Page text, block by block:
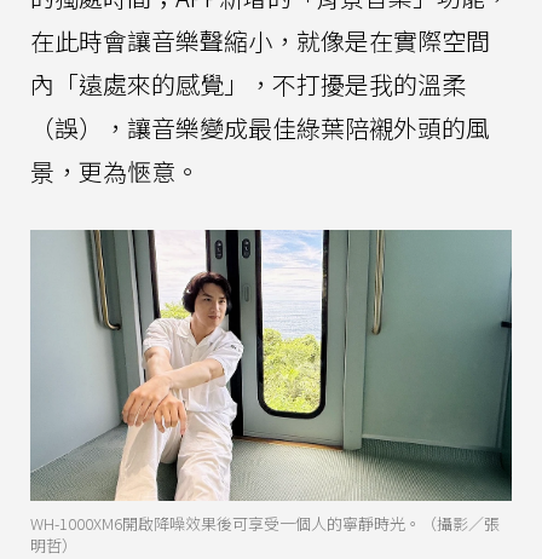
在此時會讓音樂聲縮小，就像是在實際空間
內「遠處來的感覺」，不打擾是我的溫柔
（誤），讓音樂變成最佳綠葉陪襯外頭的風
景，更為愜意。
WH-1000XM6開啟降噪效果後可享受一個人的寧靜時光。（攝影／張
明哲）